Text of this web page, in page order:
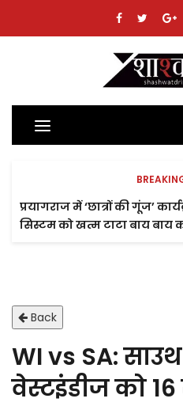
Toggle
navigation
प्रयागराज में ‘छात्रों की गूंज’
सिस्टम को खत्म टाटा बाय बाय
Back
WI vs SA:
वेस्टइंडीज को